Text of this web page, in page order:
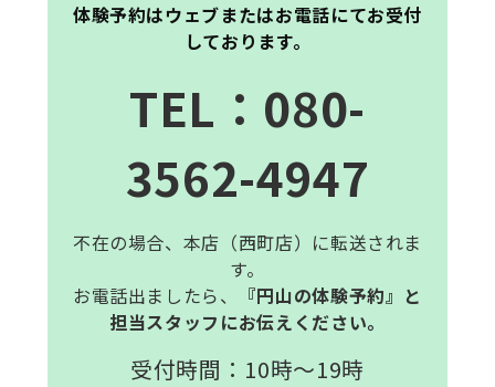
体験予約はウェブまたはお電話にてお受付
しております。
TEL ：080-
3562-4947
不在の場合、本店（西町店）に転送されま
す。
お電話出ましたら、
『円山の体験予約』と
担当スタッフにお伝えください。
受付時間：10時～19時